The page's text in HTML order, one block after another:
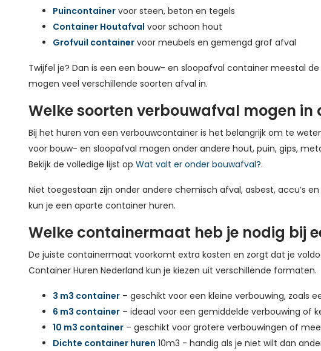
Puincontainer voor steen, beton en tegels
Container Houtafval voor schoon hout
Grofvuil container voor meubels en gemengd grof afval
Twijfel je? Dan is een een bouw- en sloopafval container meestal
mogen veel verschillende soorten afval in.
Welke soorten verbouwafval mogen in
Bij het huren van een verbouwcontainer is het belangrijk om te
voor bouw- en sloopafval mogen onder andere hout, puin, gips,
Bekijk de volledige lijst op Wat valt er onder bouwafval?.
Niet toegestaan zijn onder andere chemisch afval, asbest, accu’s
kun je een aparte container huren.
Welke containermaat heb je nodig bij
De juiste containermaat voorkomt extra kosten en zorgt dat je
Container Huren Nederland kun je kiezen uit verschillende formaten.
3 m3 container – geschikt voor een kleine verbouwing, zoals
6 m3 container – ideaal voor een gemiddelde verbouwing of
10 m3 container – geschikt voor grotere verbouwingen of
Dichte container huren 10m3 - handig als je niet wilt dan